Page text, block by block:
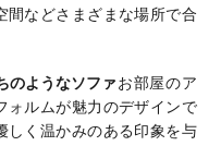
間などさまざまな場所で合
のようなソファ お部屋のア
ォルムが魅力のデザインで
しく温かみのある印象を与